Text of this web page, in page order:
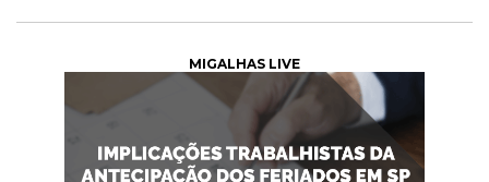
MIGALHAS LIVE